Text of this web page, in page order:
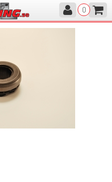
0